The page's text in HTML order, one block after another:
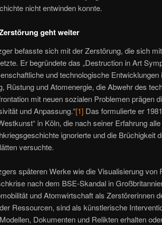
nicht entwinden konnte.
geht weiter
befasste sich mit der Zerstörung, die sich
Er begründete das „Destruction in Art
und technologische Entwicklungen
Rüstung und Atomenergie, die Abwehr des
mit neuen sozialen Problemen prägen
und Anpassung.“[1] Das formulierte er
in Köln, die nach seiner Erfahrung
ignorierte und die Brüchigkeit
versuchte.
späteren Werke wie die Visualisierung von
nach dem BSE-Skandal in
und Atomwirtschaft als Zerstörerinnen
Ressourcen, sind als künstlerische
Dokumenten und Relikten erhalten